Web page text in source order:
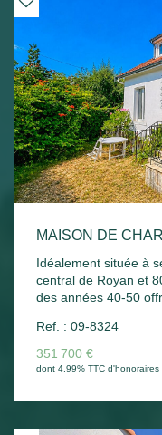
Idéalement située à
central de Royan et
des années 40-50
un agréable terrain
de-chaussée, d'une
lumineux, une
plain-pied, dont une
qu'un WC indépendant. À l'étage, un palier
Ref. : 09-8324
351 700 €
dont 4.99% TTC d'honoraires